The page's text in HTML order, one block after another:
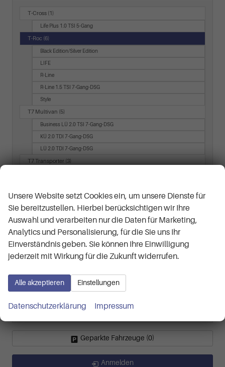
T-Cross (1)
Life Plus 1.0 TSI 5-Gang
T-Roc (6)
Black Edition/Silver Edition
LIFE
R-Line
R-Line 1.5 TSI 7-Gang-DSG
Style
T7 Multivan (5)
Business LÜ 2.0 TSI 7-Gang-DSG
KÜ 2.0 TDI 7-Gang-DSG
LÜ 2.0 TDI 7-Gang-DSG
T7 Transporter (3)
Taigo(4)
Life 1.0 TSI 7-Gang-DSG
R-Line 1.0 TSI 7-Gang-DSG
R-Line Limited 1.5 TSI 7-Gang-DSG
Tayron(2)
Life 1.5 eTSI 7-Gang-DSG
Life Plus 2.0 TDI 7-Gang-DSG
R-Line 2.0 TSI 7-Gang-DSG 4x4
Geparkte Fahrzeuge (0)
Anmelden
Unsere Website setzt Cookies ein, um unsere Dienste für
Sie bereitzustellen. Hierbei berücksichtigen wir Ihre
Auswahl und verarbeiten nur die Daten für Marketing,
Analytics und Personalisierung, für die Sie uns Ihr
Einverständnis geben. Sie können Ihre Einwilligung
jederzeit mit Wirkung für die Zukunft widerrufen.
Alle akzeptieren Einstellungen
Datenschutzerklärung Impressum